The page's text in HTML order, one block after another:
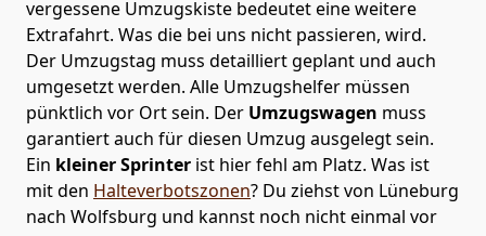
vergessene Umzugskiste bedeutet eine weitere
Extrafahrt. Was die bei uns nicht passieren, wird.
Der Umzugstag muss detailliert geplant und auch
umgesetzt werden. Alle Umzugshelfer müssen
pünktlich vor Ort sein. Der Umzugswagen muss
garantiert auch für diesen Umzug ausgelegt sein.
Ein kleiner Sprinter ist hier fehl am Platz. Was ist
mit den Halteverbotszonen? Du ziehst von Lüneburg
nach Wolfsburg und kannst noch nicht einmal vor